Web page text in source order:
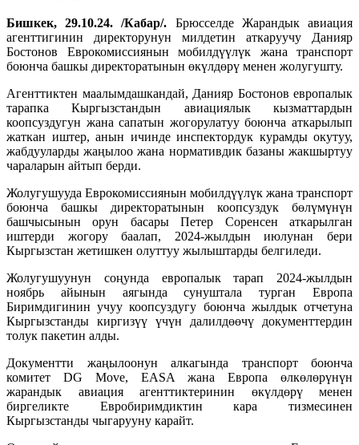
Бишкек, 29.10.24. /Кабар/. Брюсселде Жарандык авиация
агенттигинин директорунун милдетин аткаруучу Данияр
Бостонов Еврокомиссиянын мобилдүүлүк жана транспорт
боюнча башкы директоратынын өкүлдөрү менен жолугушту.
Агенттиктен маалымдашкандай, Данияр Бостонов европалык
тарапка Кыргызстандын авиациялык кызматтардын
коопсуздугун жана сапатын жогорулатуу боюнча аткарылып
жаткан иштер, анын ичинде инспектордук курамды окутуу,
жабдууларды жаңылоо жана нормативдик базаны жакшыртуу
чараларын айтып берди.
Жолугушууда Еврокомиссиянын мобилдүүлүк жана транспорт
боюнча башкы директоратынын коопсуздук бөлүмүнүн
башчысынын орун басары Петер Соренсен аткарылган
иштерди жогору баалап, 2024-жылдын июлунан бери
Кыргызстан жетишкен олуттуу жылыштарды белгиледи.
Жолугушуунун соңунда европалык тарап 2024-жылдын
ноябрь айынын аягында сунуштала турган Европа
Биримдигинин учуу коопсуздугу боюнча жылдык отчетуна
Кыргызстанды киргизүү үчүн далилдөөчү документтердин
толук пакетин алды.
Документти жаңылоонун алкагында транспорт боюнча
комитет DG Move, EASA жана Европа өлкөлөрүнүн
жарандык авиация агенттиктеринин өкүлдөрү менен
биргеликте Евробиримдиктин кара тизмесинен
Кыргызстанды чыгарууну карайт.